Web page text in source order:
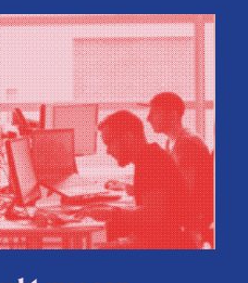
met
Daar
en
op ingespeeld, blijkt
Tienduizenden
wijze nét in een